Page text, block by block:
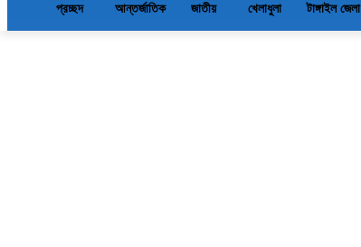
প্রচ্ছদ আন্তর্জাতিক জাতীয় খেলাধুলা টাঙ্গাইল জেলা